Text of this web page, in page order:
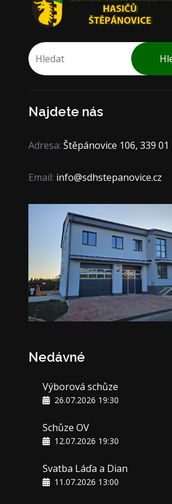
Najdete nás
Adresa: Štěpánovice 106, 339
Email: info@sdhstepanovice.cz
Nedávné
Výborová schůze
26.07.2026 19:30
Schůze OV
12.07.2026 19:30
Svatba Láďa a Dian
11.07.2026 13:00